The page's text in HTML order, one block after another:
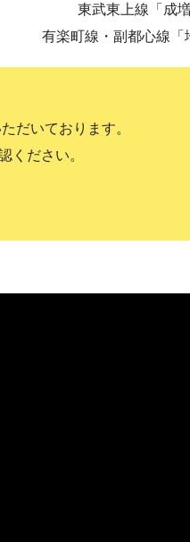
東武東上線「成
有楽町線・副都心線「
だいております。
ください。